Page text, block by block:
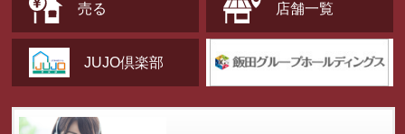
売る 店舗一覧
JUJO倶楽部